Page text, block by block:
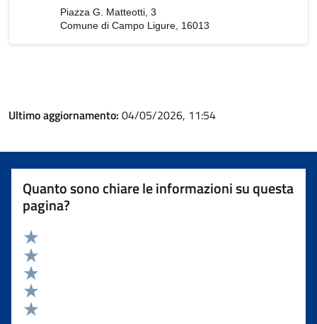
Piazza G. Matteotti, 3
Comune di Campo Ligure, 16013
Ultimo aggiornamento: 04/05/2026, 11:54
Quanto sono chiare le informazioni su questa
pagina?
Valuta 5 stelle su 5
Valuta 4 stelle su 5
Valuta 3 stelle su 5
Valuta 2 stelle su 5